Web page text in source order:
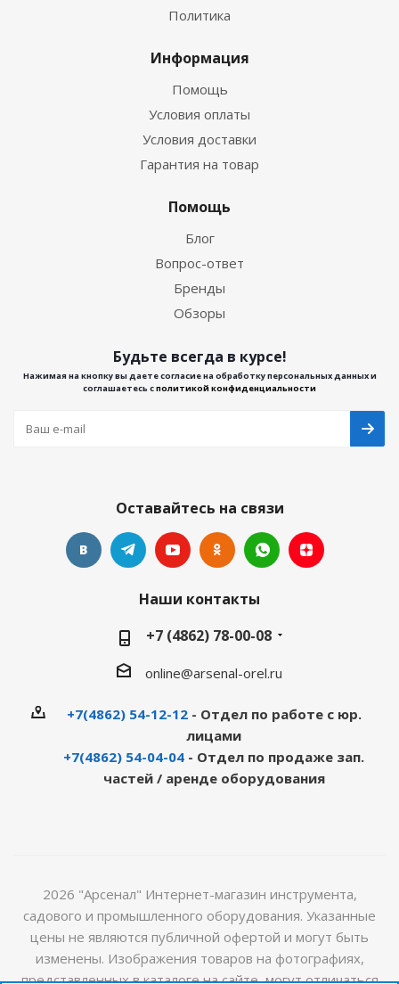
Политика
Информация
Помощь
Условия оплаты
Условия доставки
Гарантия на товар
Помощь
Блог
Вопрос-ответ
Бренды
Обзоры
Будьте всегда в курсе!
Нажимая на кнопку вы даете согласие на обработку персональных данных и
соглашаетесь сполитикой конфиденциальности
Оставайтесь на связи
Наши контакты
+7 (4862) 78-00-08
online@arsenal-orel.ru
+7(4862) 54-12-12- Отдел по работе с юр.
лицами
+7(4862) 54-04-04 - Отдел по продаже зап.
частей / аренде оборудования
2026 "Арсенал" Интернет-магазин инструмента,
садового и промышленного оборудования. Указанные
цены не являются публичной офертой и могут быть
изменены. Изображения товаров на фотографиях,
представленных в каталоге на сайте, могут отличаться